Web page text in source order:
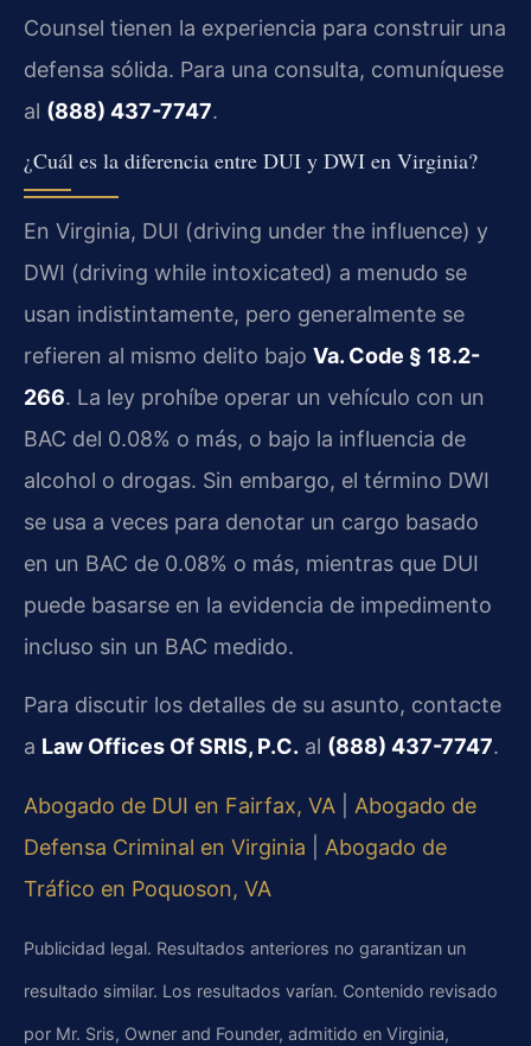
Counsel tienen la experiencia para construir una
defensa sólida. Para una consulta, comuníquese
al (888) 437-7747.
¿Cuál es la diferencia entre DUI y DWI en Virginia?
En Virginia, DUI (driving under the influence) y
DWI (driving while intoxicated) a menudo se
usan indistintamente, pero generalmente se
refieren al mismo delito bajo Va. Code § 18.2-
266. La ley prohíbe operar un vehículo con un
BAC del 0.08% o más, o bajo la influencia de
alcohol o drogas. Sin embargo, el término DWI
se usa a veces para denotar un cargo basado
en un BAC de 0.08% o más, mientras que DUI
puede basarse en la evidencia de impedimento
incluso sin un BAC medido.
Para discutir los detalles de su asunto, contacte
a Law Offices Of SRIS, P.C. al (888) 437-7747.
Abogado de DUI en Fairfax, VA
Abogado de
Defensa Criminal en Virginia
Abogado de
Tráfico en Poquoson, VA
Publicidad legal. Resultados anteriores no garantizan un
resultado similar. Los resultados varían. Contenido revisado
por Mr. Sris, Owner and Founder, admitido en Virginia,